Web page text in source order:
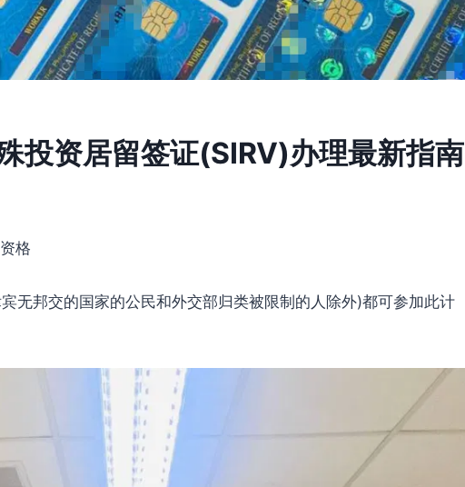
投资居留签证(SIRV)办理最新指南
格
邦交的国家的公民和外交部归类被限制的人除外)都可参加此计